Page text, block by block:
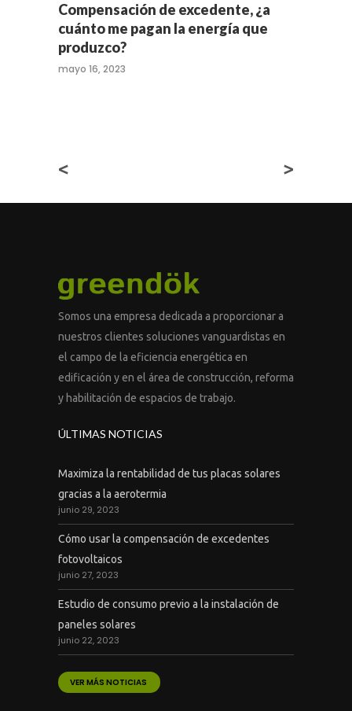
Compensación de excedente, ¿a
cuánto me pagan la energía que
produzco?
mayo 16, 2023
< >
Somos una empresa dedicada a proporcionar a
nuestros clientes soluciones vanguardistas en
el campo de la eficiencia energética en
edificación y en el área de construcción, reforma
y habilitación de espacios de trabajo.
ÚLTIMAS NOTICIAS
Maximiza la rentabilidad de tus placas solares
gracias a la aerotermia
junio 29, 2023
Cómo usar la compensación de excedentes
fotovoltaicos
junio 27, 2023
Estudio de consumo previo a la instalación de
paneles solares
junio 22, 2023
VER MÁS NOTICIAS